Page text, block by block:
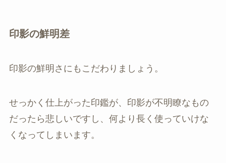
印影の鮮明差
印影の鮮明さにもこだわりましょう。
せっかく仕上がった印鑑が、印影が不明瞭なもの
だったら悲しいですし、何より長く使っていけな
くなってしまいます。